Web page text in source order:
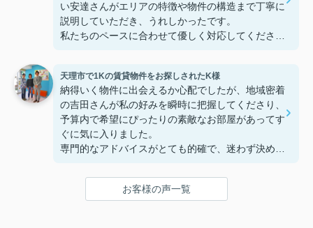
い安達さんがエリアの特徴や物件の構造まで丁寧に
説明していただき、うれしかったです。
私たちのペースに合わせて優しく対応してくださっ
り、感謝しています。安達さん、ありがとうござい
ました！
天理市で1Kの賃貸物件をお探しされたK様
納得いく物件に出会えるか心配でしたが、地域密着
の吉田さんが私の好みを瞬時に把握してくださり、
予算内で希望にぴったりの素敵なお部屋があってす
ぐに気に入りました。
専門的なアドバイスがとても的確で、迷わず決める
鍵の受け取りのときに、また元気(o・・o)/~お店に
お客様の声一覧